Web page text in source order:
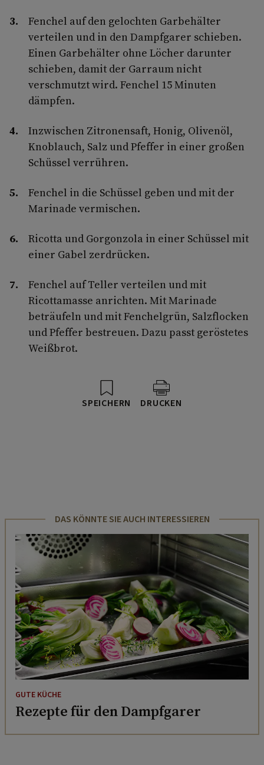
Fenchel auf den gelochten Garbehälter
verteilen und in den Dampfgarer schieben.
Einen Garbehälter ohne Löcher darunter
schieben, damit der Garraum nicht
verschmutzt wird. Fenchel 15 Minuten
dämpfen.
Inzwischen Zitronensaft, Honig, Olivenöl,
Knoblauch, Salz und Pfeffer in einer großen
Schüssel verrühren.
Fenchel in die Schüssel geben und mit der
Marinade vermischen.
Ricotta und Gorgonzola in einer Schüssel mit
einer Gabel zerdrücken.
Fenchel auf Teller verteilen und mit
Ricottamasse anrichten. Mit Marinade
beträufeln und mit Fenchelgrün, Salzflocken
und Pfeffer bestreuen. Dazu passt geröstetes
Weißbrot.
SPEICHERN DRUCKEN
DAS KÖNNTE SIE AUCH INTERESSIEREN
GUTE KÜCHE
Rezepte für den Dampfgarer